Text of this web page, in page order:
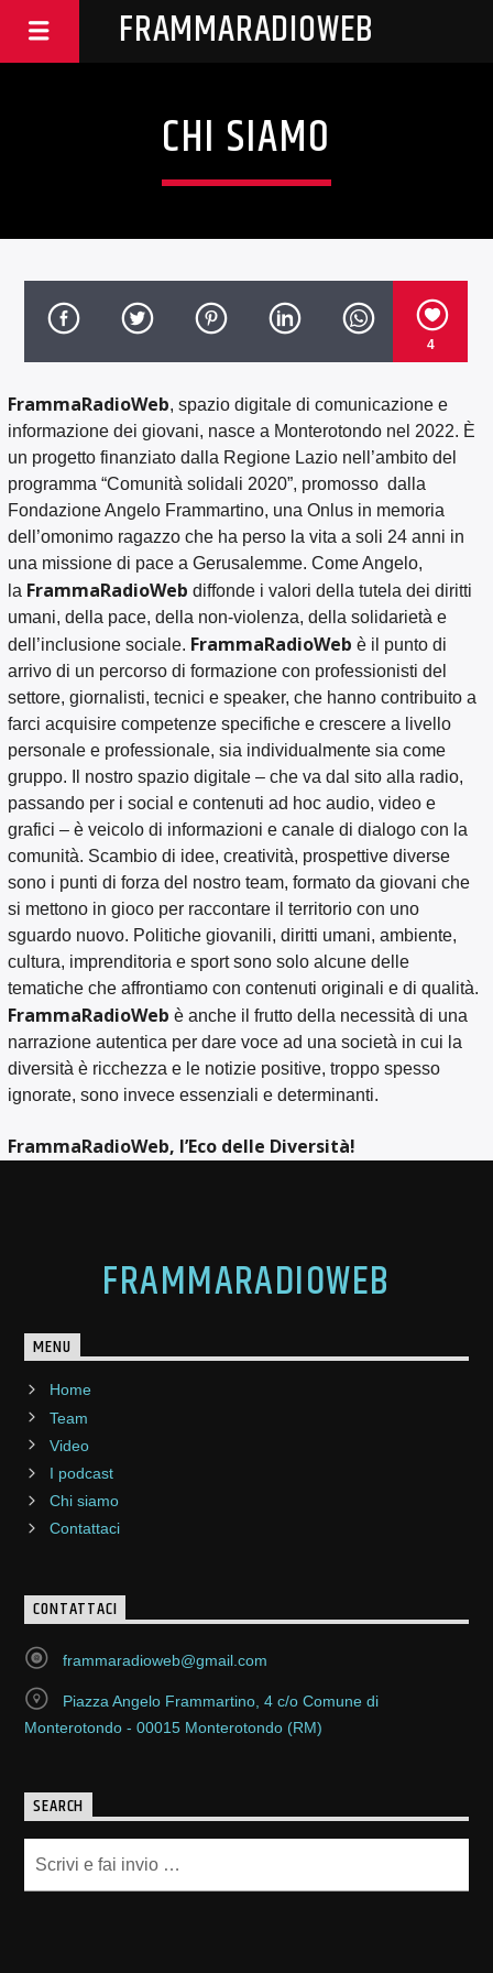
FRAMMARADIOWEB
CHI SIAMO
4
FrammaRadioWeb, spazio digitale di comunicazione e
informazione dei giovani, nasce a Monterotondo nel 2022. È
un progetto finanziato dalla Regione Lazio nell’ambito del
programma “Comunità solidali 2020”, promosso dalla
Fondazione Angelo Frammartino, una Onlus in memoria
dell’omonimo ragazzo che ha perso la vita a soli 24 anni in
una missione di pace a Gerusalemme. Come Angelo,
la FrammaRadioWeb diffonde i valori della tutela dei diritti
umani, della pace, della non-violenza, della solidarietà e
dell’inclusione sociale. FrammaRadioWeb è il punto di
arrivo di un percorso di formazione con professionisti del
settore, giornalisti, tecnici e speaker, che hanno contribuito a
farci acquisire competenze specifiche e crescere a livello
personale e professionale, sia individualmente sia come
gruppo. Il nostro spazio digitale – che va dal sito alla radio,
passando per i social e contenuti ad hoc audio, video e
grafici – è veicolo di informazioni e canale di dialogo con la
comunità. Scambio di idee, creatività, prospettive diverse
sono i punti di forza del nostro team, formato da giovani che
si mettono in gioco per raccontare il territorio con uno
sguardo nuovo. Politiche giovanili, diritti umani, ambiente,
cultura, imprenditoria e sport sono solo alcune delle
tematiche che affrontiamo con contenuti originali e di qualità.
FrammaRadioWeb è anche il frutto della necessità di una
narrazione autentica per dare voce ad una società in cui la
diversità è ricchezza e le notizie positive, troppo spesso
ignorate, sono invece essenziali e determinanti.
FrammaRadioWeb, l’Eco delle Diversità!
FRAMMARADIOWEB
MENU
Home
Team
Video
I podcast
Chi siamo
Contattaci
CONTATTACI
frammaradioweb@gmail.com
Piazza Angelo Frammartino, 4 c/o Comune di
Monterotondo - 00015 Monterotondo (RM)
SEARCH